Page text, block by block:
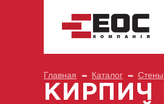
Главная Каталог Стены